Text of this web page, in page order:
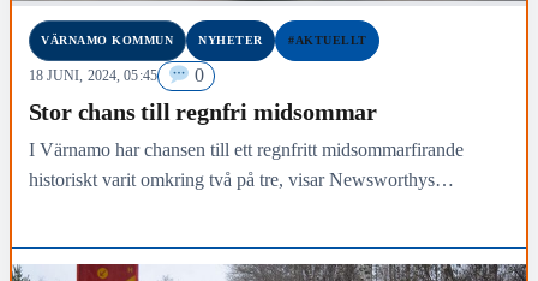
VÄRNAMO KOMMUN NYHETER #AKTUELLT
18 JUNI, 2024, 05:45 0
Stor chans till regnfri midsommar
I Värnamo har chansen till ett regnfritt midsommarfirande
historiskt varit omkring två på tre, visar Newsworthys